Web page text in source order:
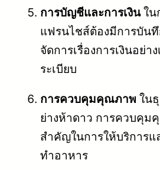
การบัญชีและการเงินใน
แฟรนไชส์ต้องมีการบัน
จัดการเรื่องการเงินอย่า
ระเบียบ
การควบคุมคุณภาพ ใน
ย่างห้าดาว การควบคุม
สำคัญในการให้บริการแ
ทำอาหาร